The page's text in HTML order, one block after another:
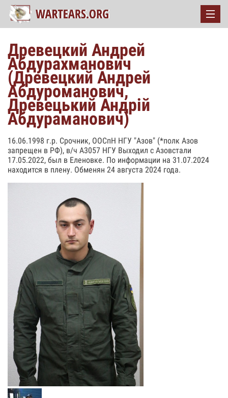
Древецкий Андрей
Абдурахманович
(Древецкий Андрей
Абдуроманович,
Древецький Андрій
Абдураманович)
16.06.1998 г.р. Срочник, ООСпН НГУ "Азов" (*полк Азов
запрещен в РФ), в/ч А3057 НГУ Выходил с Азовстали
17.05.2022, был в Еленовке. По информации на 31.07.2024
находится в плену. Обменян 24 августа 2024 года.